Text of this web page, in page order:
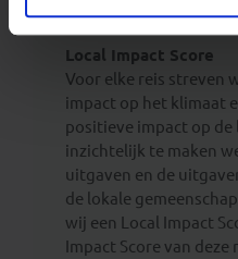
Local Impact Score
Voor elke reis streven
impact op het klimaat
positieve impact op
inzichtelijk te maken
uitgaven en de
de lokale
wij een Local Impact
Impact Score van deze